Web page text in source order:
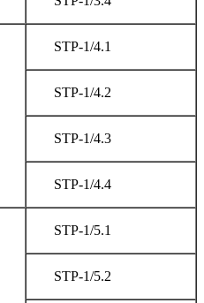
STP-1/4.1
STP-1/4.2
STP-1/4.3
STP-1/4.4
STP-1/5.1
STP-1/5.2